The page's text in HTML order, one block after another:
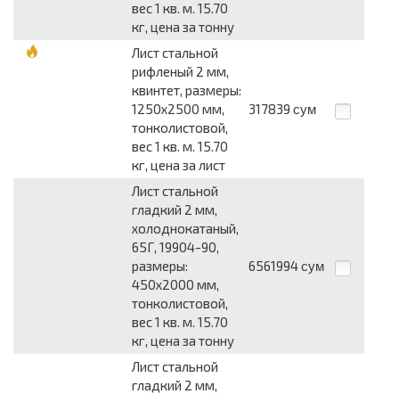
вес 1 кв. м. 15.70
кг, цена за тонну
Лист стальной
рифленый 2 мм,
квинтет, размеры:
1250x2500 мм,
тонколистовой,
вес 1 кв. м. 15.70
кг, цена за лист
317839 сум
Лист стальной
гладкий 2 мм,
холоднокатаный,
65Г, 19904-90,
размеры:
450x2000 мм,
тонколистовой,
вес 1 кв. м. 15.70
кг, цена за тонну
6561994 сум
Лист стальной
гладкий 2 мм,